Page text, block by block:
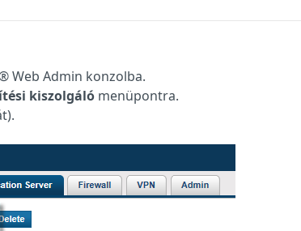
Web Admin konzolba.
kiszolgáló menüpontra.